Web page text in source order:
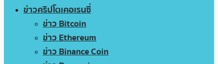
ข่าวคริปโตเคอเรนซี่
ข่าว Bitcoin
ข่าว Ethereum
ข่าว Binance Coin